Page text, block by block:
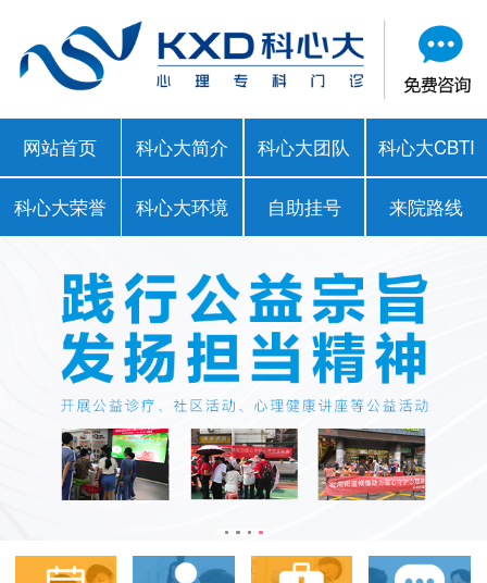
网站首页 科心大简介 科心大团队 科心大CBTI
科心大荣誉 科心大环境 自助挂号 来院路线